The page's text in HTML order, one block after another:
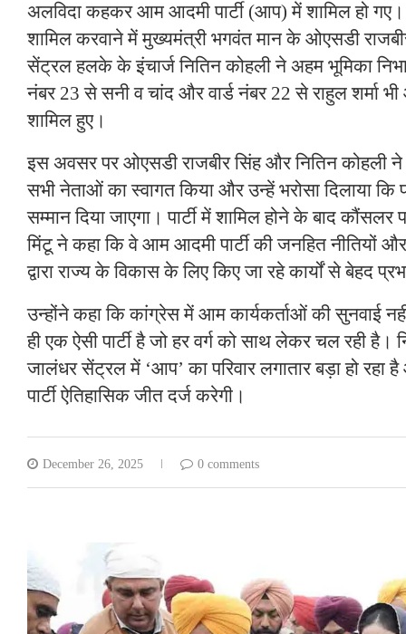
अलविदा कहकर आम आदमी पार्टी (आप) में शामिल हो गए।
शामिल करवाने में मुख्यमंत्री भगवंत मान के ओएसडी
सेंट्रल हलके के इंचार्ज नितिन कोहली ने अहम भूमिका
नंबर 23 से सनी व चांद और वार्ड नंबर 22 से राहुल शर्मा भी
शामिल हुए।
इस अवसर पर ओएसडी राजबीर सिंह और नितिन कोहली ने
सभी नेताओं का स्वागत किया और उन्हें भरोसा दिलाया कि
सम्मान दिया जाएगा। पार्टी में शामिल होने के बाद
मिंटू ने कहा कि वे आम आदमी पार्टी की जनहित नीतियों
द्वारा राज्य के विकास के लिए किए जा रहे कार्यों से बेहद
उन्होंने कहा कि कांग्रेस में आम कार्यकर्ताओं की सुनवाई
ही एक ऐसी पार्टी है जो हर वर्ग को साथ लेकर चल रही है।
जालंधर सेंट्रल में ‘आप’ का परिवार लगातार बड़ा हो रहा
पार्टी ऐतिहासिक जीत दर्ज करेगी।
December 26, 2025 0 comments